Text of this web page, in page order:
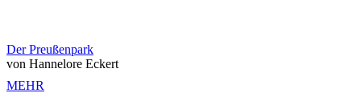
Der Preußenpark
von Hannelore Eckert
MEHR